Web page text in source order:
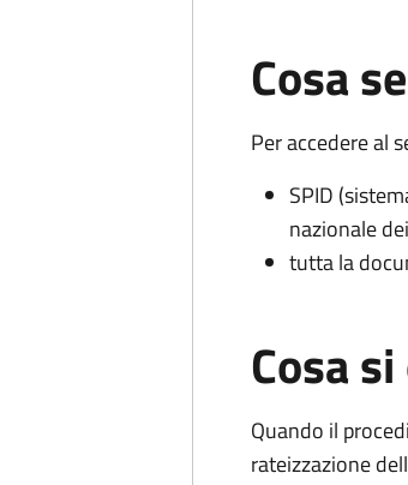
Cosa
Per accedere al
SPID
nazionale
tutta la
Cosa
Quando il
rateizzazione